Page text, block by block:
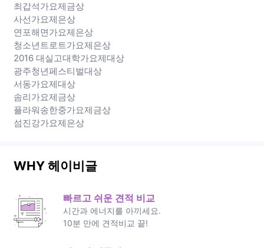
최갑석가요제금상
사선가요제은상
연포해면가요제은상
청소년트로트가요제은상
2016 대실고대학가요제대상
광주청년페스티벌대상
서동가요제대상
솜리가요제금상
플라워송한중가요제금상
섬진강가요제은상
WHY 헤이비글
빠르고 쉬운 견적 비교
시간과 에너지를 아끼세요.
10분 만에 견적비교 끝!